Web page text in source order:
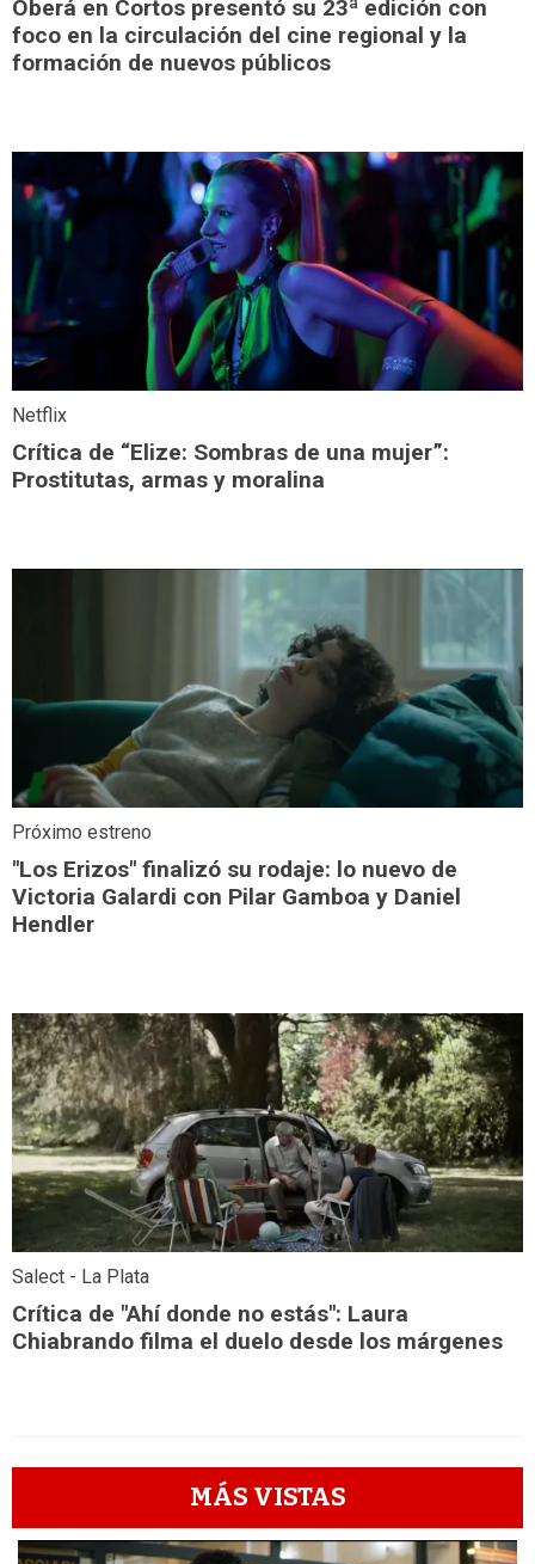
Oberá en Cortos presentó su 23ª edición con
foco en la circulación del cine regional y la
formación de nuevos públicos
Netflix
Crítica de “Elize: Sombras de una mujer”:
Prostitutas, armas y moralina
Próximo estreno
"Los Erizos" finalizó su rodaje: lo nuevo de
Victoria Galardi con Pilar Gamboa y Daniel
Hendler
Salect - La Plata
Crítica de "Ahí donde no estás": Laura
Chiabrando filma el duelo desde los márgenes
MÁS VISTAS